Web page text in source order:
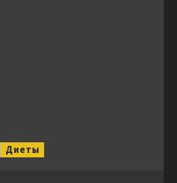
Диеты